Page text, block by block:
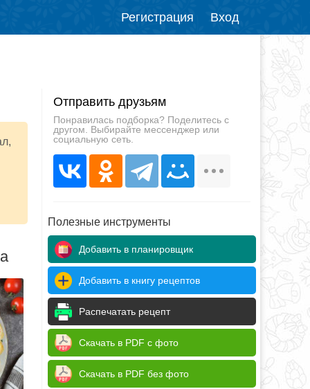
Регистрация Вход
Отправить друзьям
Понравилась подборка? Поделитесь с
другом. Выбирайте мессенджер или
социальную сеть.
Полезные инструменты
Добавить в планировщик
Добавить в книгу рецептов
Распечатать рецепт
Скачать в PDF с фото
Скачать в PDF без фото